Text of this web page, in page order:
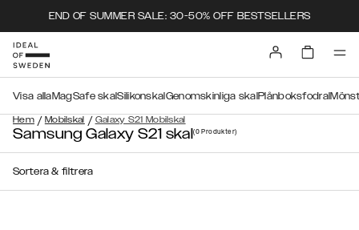
END OF SUMMER SALE: 30-50% OFF BESTSELLERS
Hem / Mobilskal / Galaxy S21 Mobilskal
Visa allaMagSafe skalSilikonskal Genomskinliga skal Plånboksfodral
Samsung Galaxy S21 skal(0Produkter)
Sortera & filtrera